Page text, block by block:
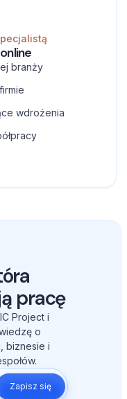
branży
wdrożenia
pracę
Project i
o
biznesie i
Zapisz się